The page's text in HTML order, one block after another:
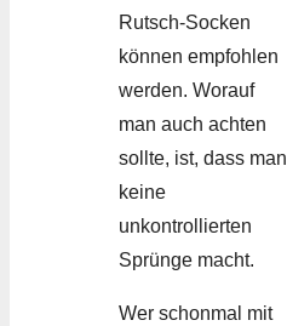
Rutsch-Socken
können empfohlen
werden. Worauf
man auch achten
sollte, ist, dass man
keine
unkontrollierten
Sprünge macht.
Wer schonmal mit